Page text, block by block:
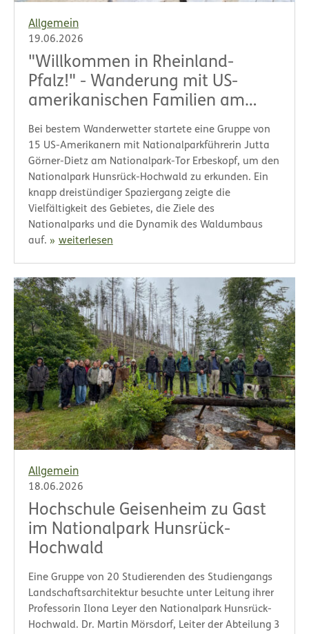
Allgemein
19.06.2026
"Willkommen in Rheinland-
Pfalz!" - Wanderung mit US-
amerikanischen Familien am
Erbeskopf
Bei bestem Wanderwetter startete eine Gruppe von
15 US-Amerikanern mit Nationalparkführerin Jutta
Görner-Dietz am Nationalpark-Tor Erbeskopf, um den
Nationalpark Hunsrück-Hochwald zu erkunden. Ein
knapp dreistündiger Spaziergang zeigte die
Vielfältigkeit des Gebietes, die Ziele des
Nationalparks und die Dynamik des Waldumbaus
auf.
weiterlesen
Allgemein
18.06.2026
Hochschule Geisenheim zu Gast
im Nationalpark Hunsrück-
Hochwald
Eine Gruppe von 20 Studierenden des Studiengangs
Landschaftsarchitektur besuchte unter Leitung ihrer
Professorin Ilona Leyer den Nationalpark Hunsrück-
Hochwald. Dr. Martin Mörsdorf, Leiter der Abteilung 3